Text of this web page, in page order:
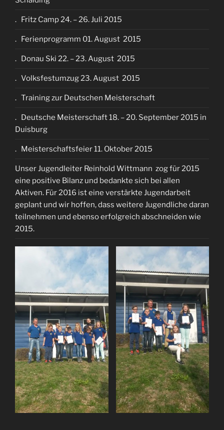
. Fritz Camp 24. – 26. Juli 2015
. Ferienprogramm 01. August 2015
. Donau Ski 22. – 23. August 2015
. Volksfestumzug 23. August 2015
. Training zur Deutschen Meisterschaft
. Deutsche Meisterschaft 18. – 20. September 2015 in
Duisburg
. Meisterschaftsfeier 11. Oktober 2015
Unser Jugendleiter Reinhold Wittmann zog für 2015
eine positive Bilanz und bedankte sich bei allen
Aktiven. Für 2016 ist eine verstärkte Jugendarbeit
geplant und wir hoffen, dass weitere Jugendliche daran
teilnehmen und ebenso erfolgreich abschneiden wie
2015.